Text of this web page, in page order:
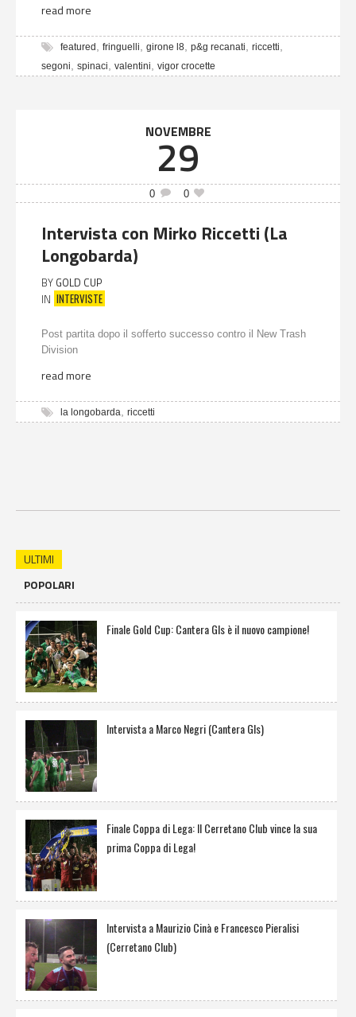
read more
featured fringuelli girone l8 p&g recanati riccetti
segoni spinaci valentini vigor crocette
NOVEMBRE
29
0 0
Intervista con Mirko Riccetti (La
Longobarda)
BY GOLD CUP
IN INTERVISTE
Post partita dopo il sofferto successo contro il New Trash
Division
read more
la longobarda riccetti
ULTIMI
POPOLARI
Finale Gold Cup: Cantera Gls è il nuovo campione!
Intervista a Marco Negri (Cantera Gls)
Finale Coppa di Lega: Il Cerretano Club vince la sua
prima Coppa di Lega!
Intervista a Maurizio Cinà e Francesco Pieralisi
(Cerretano Club)